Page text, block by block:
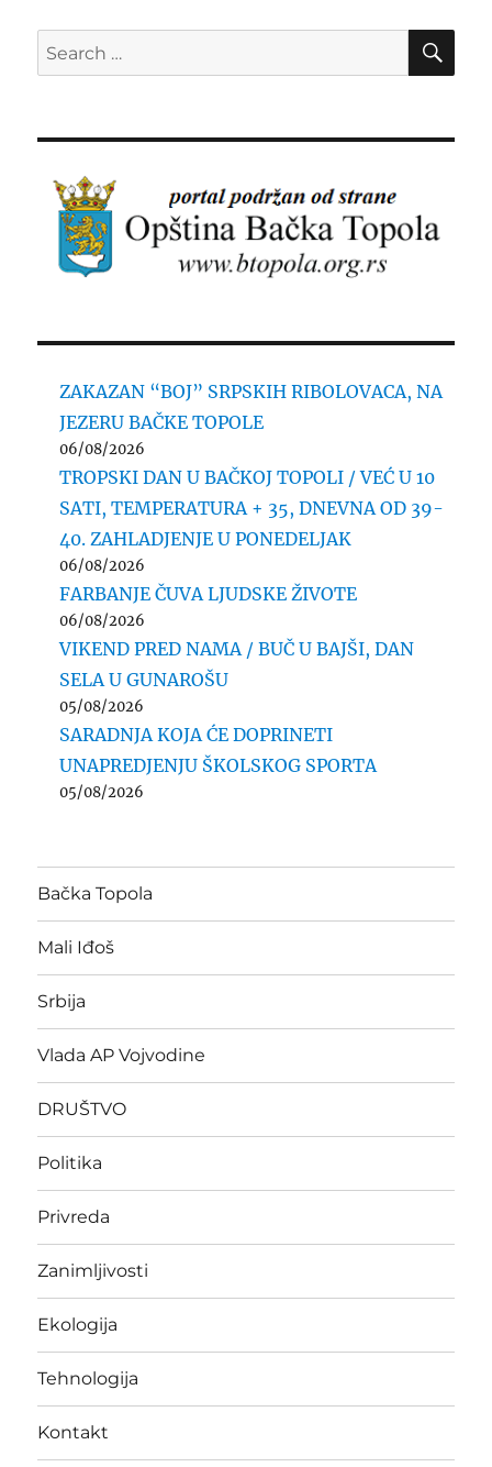
Search
for:
ZAKAZAN “BOJ” SRPSKIH RIBOLOVACA, NA
JEZERU BAČKE TOPOLE
06/08/2026
TROPSKI DAN U BAČKOJ TOPOLI / VEĆ U 10
SATI, TEMPERATURA + 35, DNEVNA OD 39-
40. ZAHLADJENJE U PONEDELJAK
06/08/2026
FARBANJE ČUVA LJUDSKE ŽIVOTE
06/08/2026
VIKEND PRED NAMA / BUČ U BAJŠI, DAN
SELA U GUNAROŠU
05/08/2026
SARADNJA KOJA ĆE DOPRINETI
UNAPREDJENJU ŠKOLSKOG SPORTA
05/08/2026
Bačka Topola
Mali Iđoš
Srbija
Vlada AP Vojvodine
DRUŠTVO
Politika
Privreda
Zanimljivosti
Ekologija
Tehnologija
Kontakt